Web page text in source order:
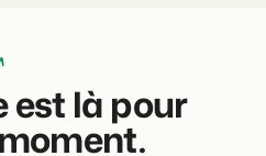
est là pour